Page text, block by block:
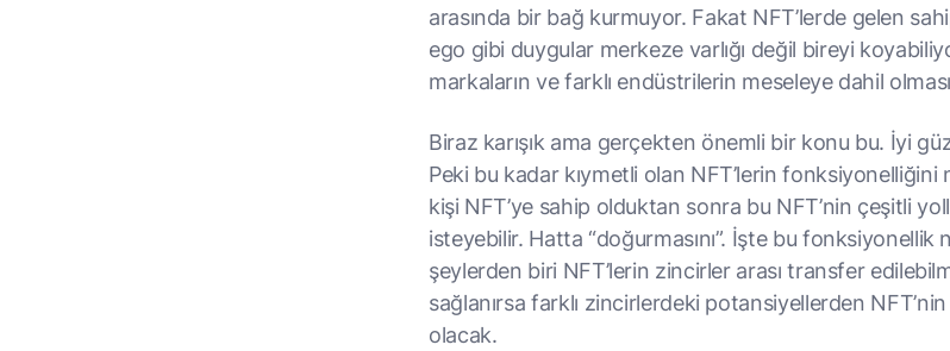
arasında bir bağ kurmuyor. Fakat NFT’lerde gelen
ego gibi duygular merkeze varlığı değil bireyi
markaların ve farklı endüstrilerin meseleye dahil
Biraz karışık ama gerçekten önemli bir konu bu. İyi
Peki bu kadar kıymetli olan NFT’lerin fonksiyonelliğini
kişi NFT’ye sahip olduktan sonra bu NFT’nin çeşitli
isteyebilir. Hatta “doğurmasını”. İşte bu fonksiyonellik
şeylerden biri NFT’lerin zincirler arası transfer
sağlanırsa farklı zincirlerdeki potansiyellerden
olacak.